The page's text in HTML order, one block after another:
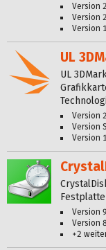
Version
Version
Version
UL
UL
Version
Version
Version
Version
Version
+2